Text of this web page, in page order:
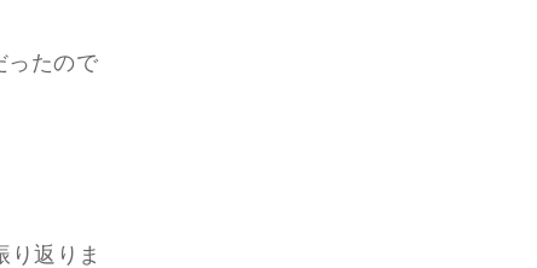
ったので
り返りま